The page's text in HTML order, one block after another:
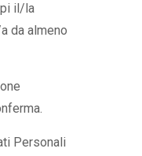
il/la
da almeno
Personali